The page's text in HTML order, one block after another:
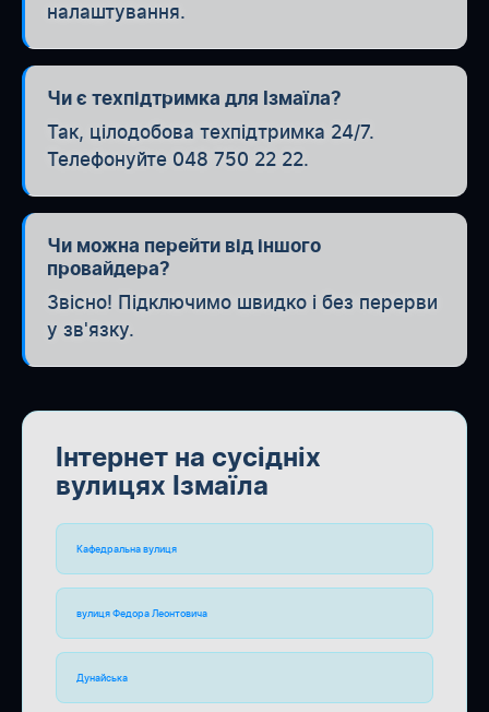
налаштування.
Чи є техпідтримка для Ізмаїла?
Так, цілодобова техпідтримка 24/7.
Телефонуйте 048 750 22 22.
Чи можна перейти від іншого
провайдера?
Звісно! Підключимо швидко і без перерви
у зв'язку.
Інтернет на сусідніх
вулицях Ізмаїла
Кафедральна вулиця
вулиця Федора Леонтовича
Дунайська